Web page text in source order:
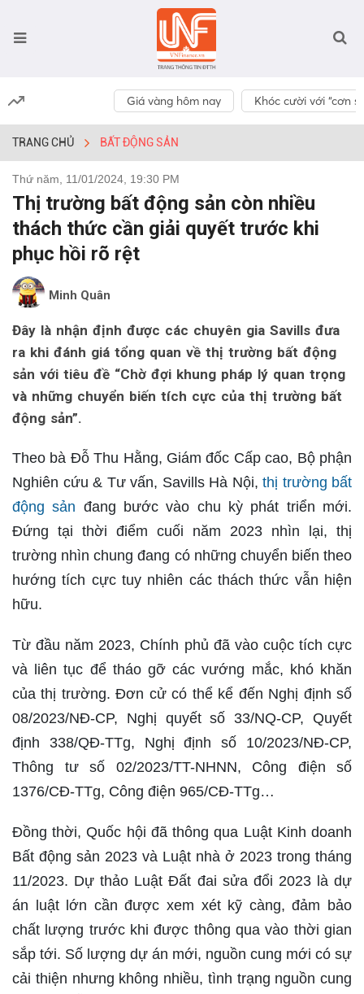
Giá vàng hôm nay Khóc cười với “cơn
TRANG CHỦ BẤT ĐỘNG SẢN
Thứ năm, 11/01/2024, 19:30 PM
Thị trường bất động sản còn nhiều
thách thức cần giải quyết trước khi
phục hồi rõ rệt
Minh Quân
Đây là nhận định được các chuyên gia Savills đưa
ra khi đánh giá tổng quan về thị trường bất động
sản với tiêu đề “Chờ đợi khung pháp lý quan trọng
và những chuyển biến tích cực của thị trường bất
động sản”.
Theo bà Đỗ Thu Hằng, Giám đốc Cấp cao, Bộ phận
Nghiên cứu & Tư vấn, Savills Hà Nội, thị trường bất
động sản đang bước vào chu kỳ phát triển mới.
Đứng tại thời điểm cuối năm 2023 nhìn lại, thị
trường nhìn chung đang có những chuyển biến theo
hướng tích cực tuy nhiên các thách thức vẫn hiện
hữu.
Từ đầu năm 2023, Chính phủ đã vào cuộc tích cực
và liên tục để tháo gỡ các vướng mắc, khó khăn
của thị trường. Đơn cử có thể kể đến Nghị định số
08/2023/NĐ-CP, Nghị quyết số 33/NQ-CP, Quyết
định 338/QĐ-TTg, Nghị định số 10/2023/NĐ-CP,
Thông tư số 02/2023/TT-NHNN, Công điện số
1376/CĐ-TTg, Công điện 965/CĐ-TTg…
Đồng thời, Quốc hội đã thông qua Luật Kinh doanh
Bất động sản 2023 và Luật nhà ở 2023 trong tháng
11/2023. Dự thảo Luật Đất đai sửa đổi 2023 là dự
án luật lớn cần được xem xét kỹ càng, đảm bảo
chất lượng trước khi được thông qua vào thời gian
sắp tới. Số lượng dự án mới, nguồn cung mới có sự
cải thiện nhưng không nhiều, tình trạng nguồn cung